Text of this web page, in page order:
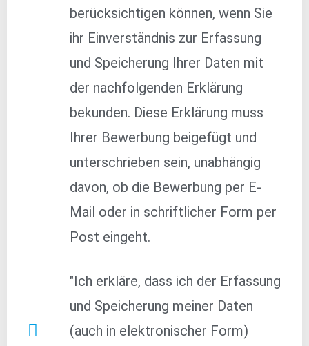
berücksichtigen können, wenn Sie
ihr Einverständnis zur Erfassung
und Speicherung Ihrer Daten mit
der nachfolgenden Erklärung
bekunden. Diese Erklärung muss
Ihrer Bewerbung beigefügt und
unterschrieben sein, unabhängig
davon, ob die Bewerbung per E-
Mail oder in schriftlicher Form per
Post eingeht.
"Ich erkläre, dass ich der Erfassung
und Speicherung meiner Daten
(auch in elektronischer Form)